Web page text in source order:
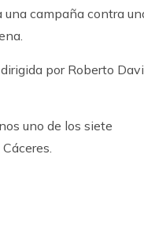
una campaña contra
por Roberto
uno de los siete